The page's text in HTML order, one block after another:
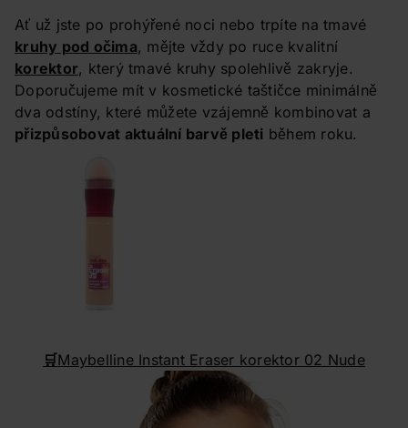
Ať už jste po prohýřené noci nebo trpíte na tmavé
kruhy pod očima, mějte vždy po ruce kvalitní
korektor, který tmavé kruhy spolehlivě zakryje.
Doporučujeme mít v kosmetické taštičce minimálně
dva odstíny, které můžete vzájemně kombinovat a
přizpůsobovat aktuální barvě pleti během roku.
🛒Maybelline Instant Eraser korektor 02 Nude